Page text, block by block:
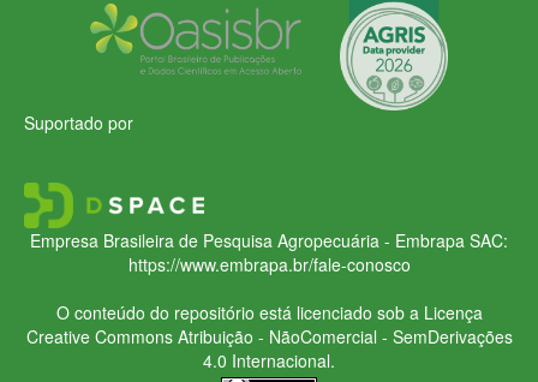
Suportado por
Empresa Brasileira de Pesquisa Agropecuária - Embrapa SAC:
https://www.embrapa.br/fale-conosco
O conteúdo do repositório está licenciado sob a Licença
Creative CommonsAtribuição - NãoComercial - SemDerivações
4.0 Internacional.